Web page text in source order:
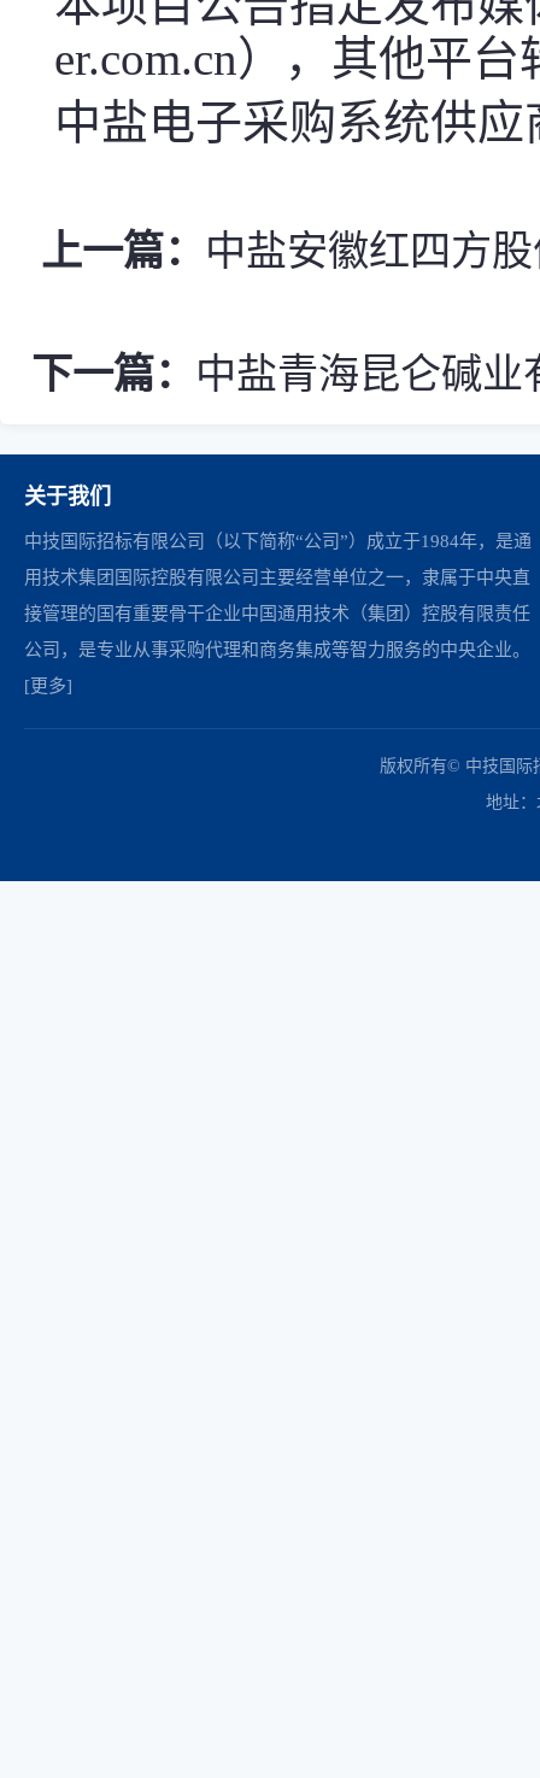
er.com.cn），其他平
中盐电子采购系统供应
上一篇： 中盐安徽红四方
下一篇： 中盐青海昆仑碱业
关于我们
中技国际招标有限公司（以下简称“公司”）成立于1984年，是通
用技术集团国际控股有限公司主要经营单位之一，隶属于中央直
接管理的国有重要骨干企业中国通用技术（集团）控股有限责任
公司，是专业从事采购代理和商务集成等智力服务的中央企业。
[更多]
版权所有© 中技国际
地址：